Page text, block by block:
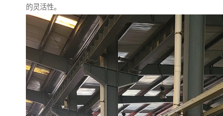
的灵活性。